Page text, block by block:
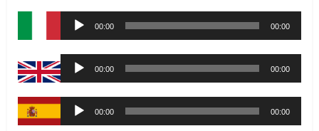
Audio
Player
00:00 00:00
Audio
Player
00:00 00:00
Audio
Player
00:00 00:00